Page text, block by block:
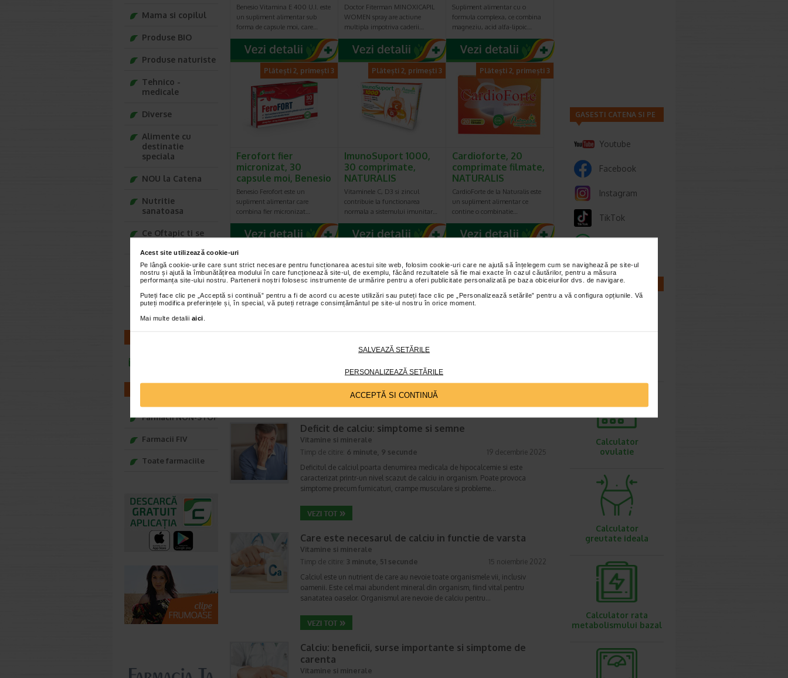
Acest site utilizează cookie-uri
Pe lângă cookie-urile care sunt strict necesare pentru funcționarea acestui site web, folosim cookie-uri care ne ajută să înțelegem cum se navighează pe site-ul
nostru și ajută la îmbunătățirea modului în care funcționează site-ul, de exemplu, făcând rezultatele să fie mai exacte în cazul căutărilor, pentru a măsura
performanța site-ului nostru. Partenerii noștri folosesc instrumente de urmărire pentru a oferi publicitate personalizată pe baza obiceiurilor dvs. de navigare.
Puteți face clic pe „Acceptă si continuă” pentru a fi de acord cu aceste utilizări sau puteți face clic pe „Personalizează setările” pentru a vă configura opțiunile. Vă
puteți modifica preferințele și, în special, vă puteți retrage consimțământul pe site-ul nostru în orice moment.
Mai multe detalii aici
SALVEAZĂ SETĂRILE
PERSONALIZEAZĂ SETĂRILE
ACCEPTĂ SI CONTINUĂ
Benesio Vitamina E 400 U.I. este
un supliment alimentar sub
forma de capsule moi, care…
Doctor Fiterman MINOXICAPIL
WOMEN spray are actiune
multipla impotriva caderii…
Supliment alimentar cu o
formula complexa, ce combina
magneziu, acid alfa-lipoic…
Plătești 2, primești 3
Ferofort fier
micronizat, 30
capsule moi, Benesio
Benesio Ferofort este un
supliment alimentar care
combina fier micronizat…
Plătești 2, primești 3
ImunoSuport 1000,
30 comprimate,
NATURALIS
Vitaminele C, D3 si zincul
contribuie la functionarea
normala a sistemului imunitar…
Plătești 2, primești 3
Cardioforte, 20
comprimate filmate,
NATURALIS
CardioForte de la Naturalis este
un supliment alimentar ce
contine o combinatie…
ARTICOLE RECOMANDATE
Cadere de calciu: simptome, manifestari clinice
concentratiei de calciu din sange. In termeni medicali, poarta denumirea de
Deficit de calciu: simptome si semne
Vitamine si minerale
Timp de citire: 6 minute, 9 secunde
19 decembrie 2025
Deficitul de calciul poarta denumirea medicala de hipocalcemie si este
caracterizat printr-un nivel scazut de calciu in organism. Poate provoca
simptome precum furnicaturi, crampe musculare si probleme…
Care este necesarul de calciu in functie de varsta
Vitamine si minerale
Timp de citire: 3 minute, 51 secunde
15 noiembrie 2022
Calciul este un nutrient de care au nevoie toate organismele vii, inclusiv
oamenii. Este cel mai abundent mineral din organism, fiind vital pentru
sanatatea oaselor. Organismul are nevoie de calciu pentru…
Calciu: beneficii, surse importante si simptome de
carenta
Vitamine si minerale
Mama si copilul
Produse BIO
Produse naturiste
Tehnico -
medicale
Diverse
Alimente cu
destinatie
speciala
NOU la Catena
Nutritie
sanatoasa
Ce Oftapic ti se
Adora – Adorabili
din prima clipa
Seturi cadou
Baylis&Harding
Farmacii NON-STOP
Farmacii FIV
Toate farmaciile
GASESTI CATENA SI PE
Youtube
Facebook
Instagram
TikTok
CALCULATOARE
Calculator
ovulatie
Calculator
greutate ideala
Calculator rata
metabolismului bazal